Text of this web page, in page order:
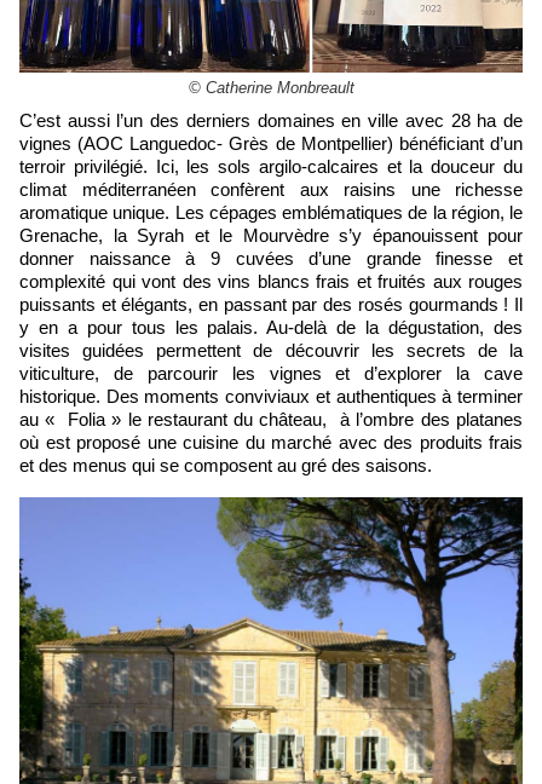
© Catherine Monbreault
C’est aussi l’un des derniers domaines en ville avec 28 ha de
vignes (AOC Languedoc- Grès de Montpellier) bénéficiant d’un
terroir privilégié. Ici, les sols argilo-calcaires et la douceur du
climat méditerranéen confèrent aux raisins une richesse
aromatique unique. Les cépages emblématiques de la région, le
Grenache, la Syrah et le Mourvèdre s’y épanouissent pour
donner naissance à 9 cuvées d’une grande finesse et
complexité qui vont des vins blancs frais et fruités aux rouges
puissants et élégants, en passant par des rosés gourmands ! Il
y en a pour tous les palais. Au-delà de la dégustation, des
visites guidées permettent de découvrir les secrets de la
viticulture, de parcourir les vignes et d’explorer la cave
historique. Des moments conviviaux et authentiques à terminer
au « Folia » le restaurant du château, à l’ombre des platanes
où est proposé une cuisine du marché avec des produits frais
et des menus qui se composent au gré des saisons.